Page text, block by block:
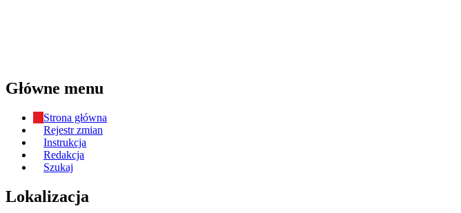
Główne menu
Strona główna
Rejestr zmian
Instrukcja
Redakcja
Szukaj
Lokalizacja